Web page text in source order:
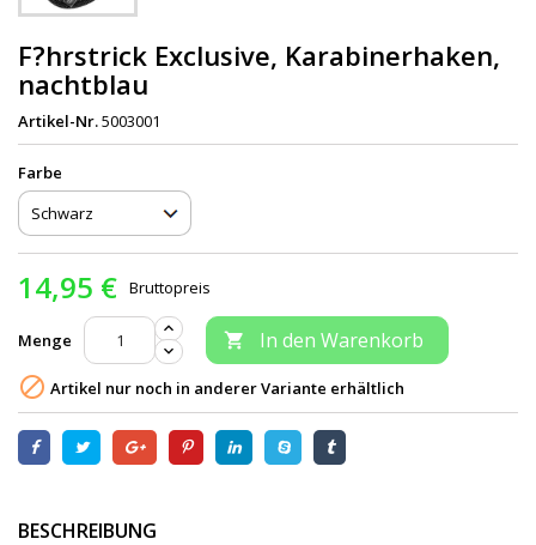
F?hrstrick Exclusive, Karabinerhaken,
nachtblau
Artikel-Nr.5003001
Farbe
14,95 € Bruttopreis
Menge  In den Warenkorb
 Artikel nur noch in anderer Variante erhältlich
BESCHREIBUNG